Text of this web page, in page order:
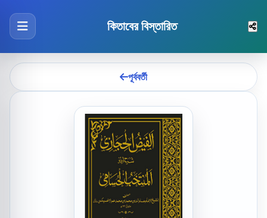
কিতাবের বিস্তারিত
পূর্ববর্তী